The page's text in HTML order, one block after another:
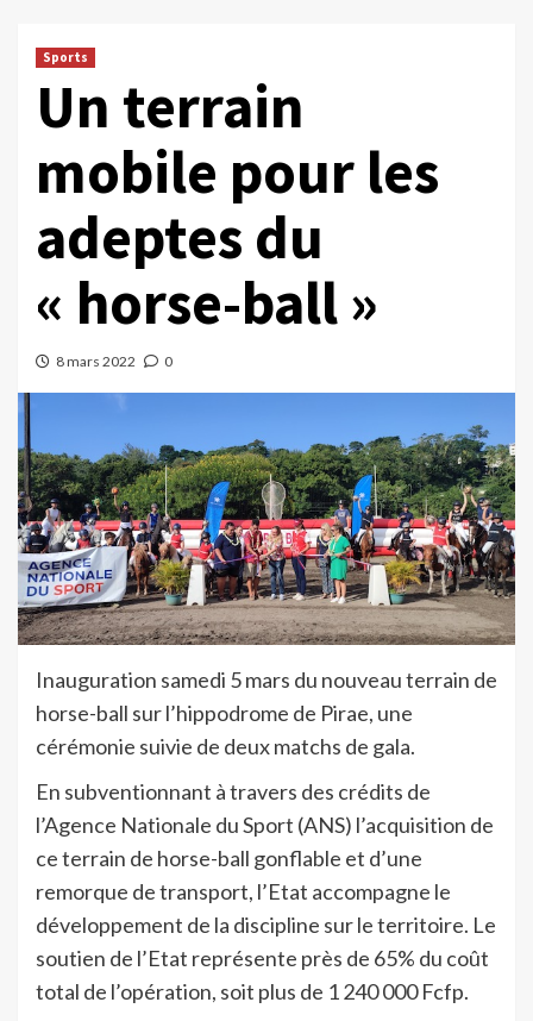
Sports
Un terrain
mobile pour les
adeptes du
« horse-ball »
8 mars 2022 0
Inauguration samedi 5 mars du nouveau terrain de
horse-ball sur l’hippodrome de Pirae, une
cérémonie suivie de deux matchs de gala.
En subventionnant à travers des crédits de
l’Agence Nationale du Sport (ANS) l’acquisition de
ce terrain de horse-ball gonflable et d’une
remorque de transport, l’Etat accompagne le
développement de la discipline sur le territoire. Le
soutien de l’Etat représente près de 65% du coût
total de l’opération, soit plus de 1 240 000 Fcfp.